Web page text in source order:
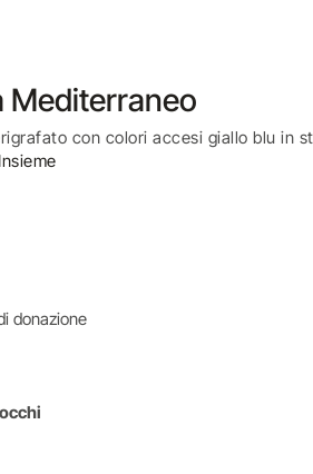
Mediterraneo
con colori accesi giallo blu in
donazione